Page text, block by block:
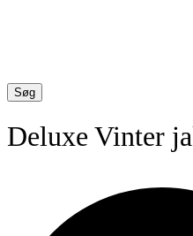
Søg
Deluxe Vinter